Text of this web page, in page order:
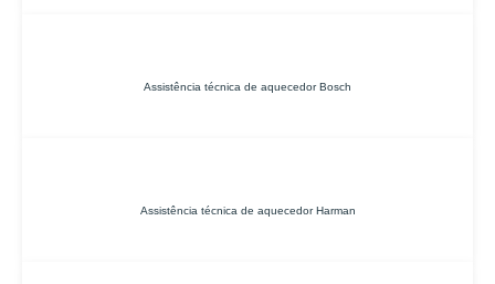
Assistência técnica de aquecedor Bosch
Assistência técnica de aquecedor Harman